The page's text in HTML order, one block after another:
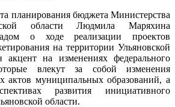
планирования бюджета Министерства
области Людмила Маряхина
о ходе реализации проектов
на территории Ульяновской
акцент на изменениях федерального
влекут за собой изменения
актов муниципальных образований, а
развития инициативного
области.